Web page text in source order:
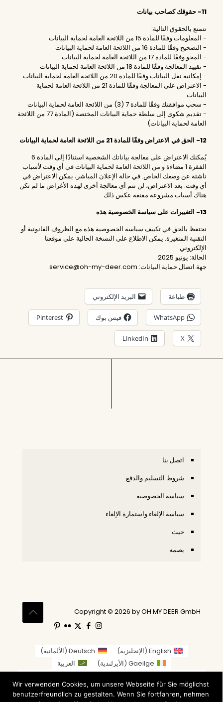
11- حقوقك كصاحب بيانات
تتمتع بالحقوق التالية:
- المعلومات وفقًا للمادة 15 من اللائحة العامة لحماية البيانات
- التصحيح وفقًا للمادة 16 من اللائحة العامة لحماية البيانات
- المحو وفقًا للمادة 17 من اللائحة العامة لحماية البيانات
- تقييد المعالجة وفقًا للمادة 18 من اللائحة العامة لحماية البيانات
- إمكانية نقل البيانات وفقًا للمادة 20 من اللائحة العامة لحماية البيانات
- الاعتراض على المعالجة وفقًا للمادة 21 من اللائحة العامة لحماية
البيانات
- سحب موافقتك وفقًا للمادة 7 (3) من اللائحة العامة لحماية البيانات
- تقديم شكوى إلى سلطة حماية البيانات المختصة (المادة 77 من اللائحة
العامة لحماية البيانات)
12- الحق في الاعتراض وفقًا للمادة 21 من اللائحة العامة لحماية البيانات
يُمكنك الاعتراض على معالجة بياناتك الشخصية استنادًا إلى المادة 6
الفقرة 1 مضاءة و من اللائحة العامة لحماية البيانات في أي وقت لأسباب
ناشئة عن وضعك الخاص. في حالة الإعلان المباشر، يمكن الاعتراض في
أي وقت. بعد الاعتراض، لن تتم أي معالجة أخرى لهذه الأغراض ما لم تكن
هناك أسباب مشروعة مقنعة عكس ذلك.
13- التغييرات على سياسة الخصوصية هذه
نحتفظ بالحق في تكييف سياسة الخصوصية هذه مع الظروف القانونية أو
التقنية المتغيرة. يمكن الاطلاع على النسخة الحالية على موقعنا
الإلكتروني.
الحالة: يونيو 2025
جهة اتصال حماية البيانات: service@oh-my-deer.com
طباعة البريد الإلكتروني
WhatsApp فيس بوك Pinterest
X
LinkedIn
اتصل بنا
شروط التسليم والدفع
سياسة الخصوصية
سياسة الإلغاء واستمارة الإلغاء
حيث
بصمه
Copyright © 2026 by OH MY DEER GmbH
English
(الإنجليزية)
Deutsch
(الألمانية)
Gaeilge
(الأيرلندية)
العربية
Suomi
(الفنلندية )
Français
(الفرنسية)
Wir verwenden Cookies, um unsere Webseite für Sie möglichst
benutzerfreundlich zu gestalten. Wenn Sie fortfahren, nehmen